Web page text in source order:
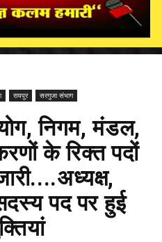
रायपुर सरगुजा संभाग
निगम, मंडल,
के रिक्त पदों
पद पर हुई